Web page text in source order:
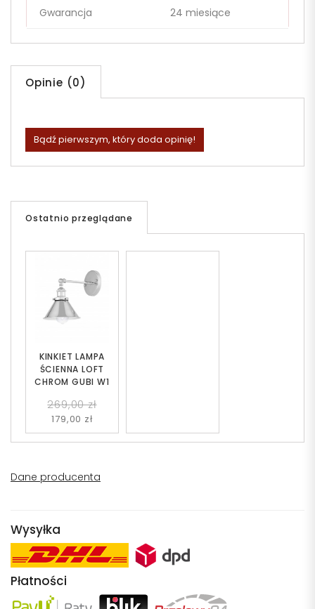
Gwarancja 24 miesiące
Opinie (0)
Bądź pierwszym, który doda opinię!
Ostatnio przeglądane
KINKIET LAMPA
ŚCIENNA LOFT
CHROM GUBI W1
269,00 zł
179,00 zł
Dane producenta
Wysyłka
Płatności